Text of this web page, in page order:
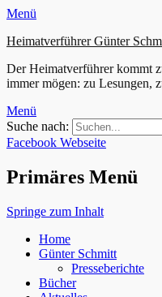
Menü
Heimatverführer Günter
Der Heimatverführer kommt
immer mögen: zu Lesungen,
Menü
Suche nach:
Facebook Webseite
Primäres Menü
Springe zum Inhalt
Home
Günter Schmitt
Presseberichte
Bücher